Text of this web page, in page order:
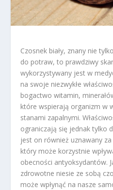
Czosnek biały, znany nie
do potraw, to prawdziwy
wykorzystywany jest w
na swoje niezwykłe
bogactwo witamin,
które wspierają organizm w
stanami zapalnymi.
ograniczają się jednak tylko
jest on również uznawany
który może korzystnie
obecności antyoksydantów.
zdrowotne niesie ze sobą
może wpłynąć na nasze